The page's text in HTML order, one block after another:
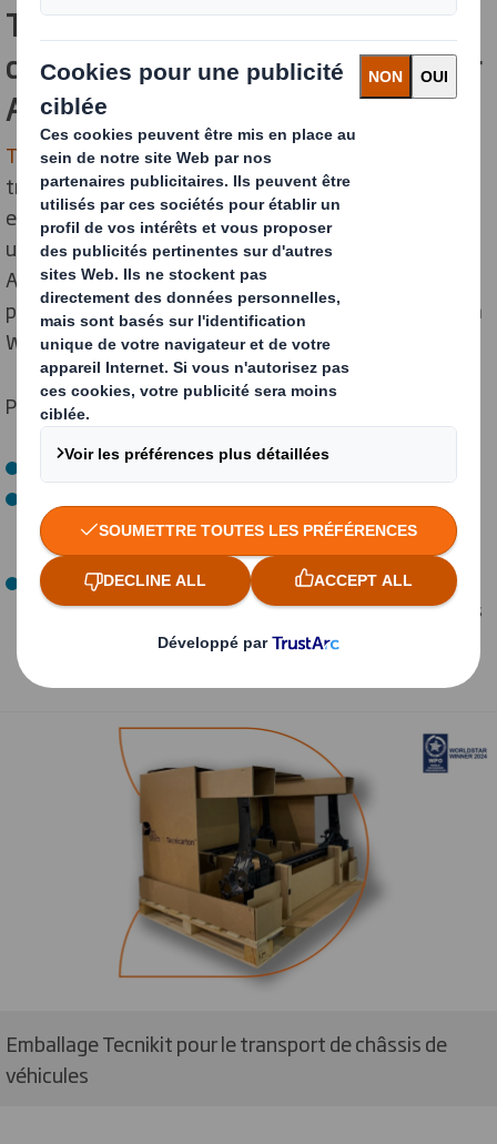
Tecnikit : l'emballage en carton pour
châssis récompensé par un WorldStar
Award 2024
Tecnikitest la solution proposée par DS Smith pour le
transport et la protection des châssis de véhicules,
entièrement fabriquée en carton ondulé à usage
unique. Son développement lui a valu un WorldStar
Award 2024, la distinction internationale la plus
prestigieuse du secteur de l'emballage, décernée par la
World Packaging Organisation.
Parmi ses principaux avantages, on peut citer :
Elle remplace les conteneurs métalliques
automatique qui permettent la livraison directe sur la
chaîne de montage.
S'agissant d'une solution en carton, elle offre une
réponse rapide en cas de ruptures ponctuelles dans les
circuits d'emballages consignés, et peut également
Emballage Tecnikit pour le transport de châssis de
véhicules